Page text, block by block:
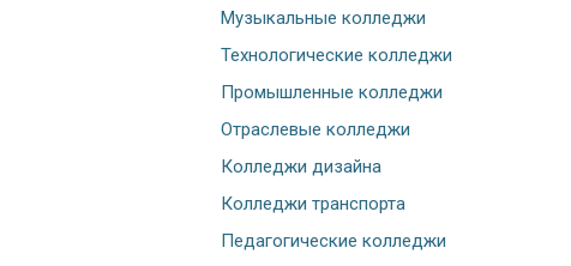
Музыкальные колледжи
Технологические колледжи
Промышленные колледжи
Отраслевые колледжи
Колледжи дизайна
Колледжи транспорта
Педагогические колледжи